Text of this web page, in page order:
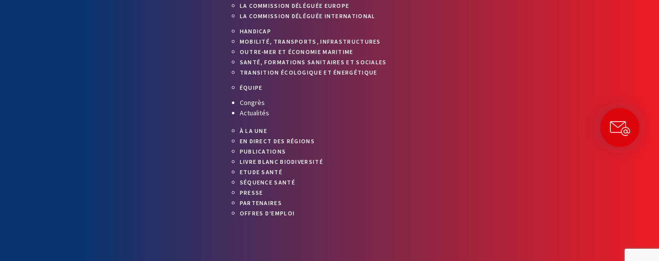
LA COMMISSION DÉLÉGUÉE EUROPE
LA COMMISSION DÉLÉGUÉE INTERNATIONAL
HANDICAP
MOBILITÉ, TRANSPORTS, INFRASTRUCTURES
OUTRE-MER ET ÉCONOMIE MARITIME
SANTÉ, FORMATIONS SANITAIRES ET SOCIALES
TRANSITION ÉCOLOGIQUE ET ÉNERGÉTIQUE
ÉQUIPE
Congrès
Actualités
À LA UNE
EN DIRECT DES RÉGIONS
PUBLICATIONS
LIVRE BLANC BIODIVERSITÉ
ETUDE SANTÉ
SÉQUENCE SANTÉ
PRESSE
PARTENAIRES
OFFRES D’EMPLOI